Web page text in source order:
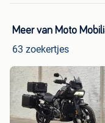
Technische
onmiddellijke
Zorgeloos
+ Motomobilia).
Meer van Moto
63 zoekertjes